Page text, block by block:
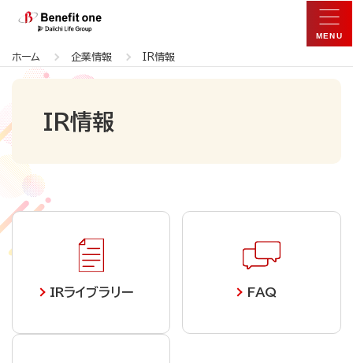
ホーム 企業情報 IR情報
IR情報
IRライブラリー FAQ